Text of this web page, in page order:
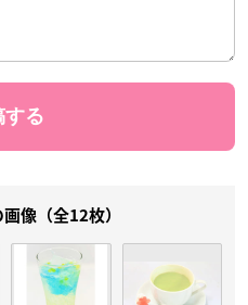
像（全12枚）